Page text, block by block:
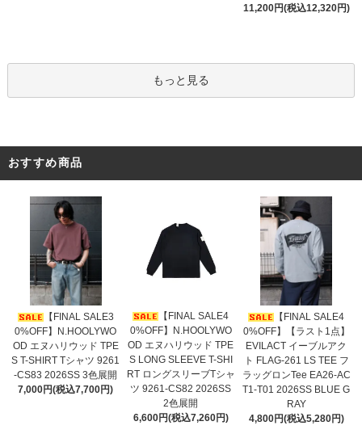
11,200円(税込12,320円)
もっと見る
おすすめ商品
【FINAL SALE3
0%OFF】N.HOOLYWO
OD エヌハリウッド TPE
S T-SHIRT Tシャツ 9261
-CS83 2026SS 3色展開
7,000円(税込7,700円)
【FINAL SALE4
0%OFF】N.HOOLYWO
OD エヌハリウッド TPE
S LONG SLEEVE T-SHI
RT ロングスリーブTシャ
ツ 9261-CS82 2026SS
2色展開
6,600円(税込7,260円)
【FINAL SALE4
0%OFF】【ラスト1点】
EVILACT イーブルアク
ト FLAG-261 LS TEE フ
ラッグロンTee EA26-AC
T1-T01 2026SS BLUE G
RAY
4,800円(税込5,280円)